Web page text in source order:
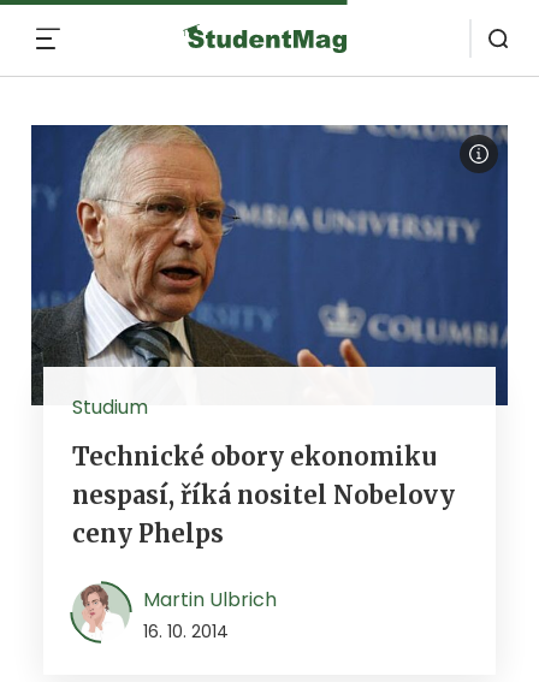
Studium
Technické obory ekonomiku
nespasí, říká nositel Nobelovy
ceny Phelps
Martin Ulbrich
16. 10. 2014